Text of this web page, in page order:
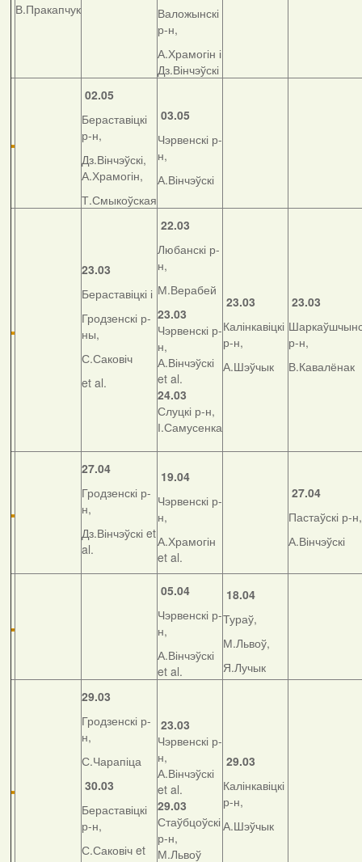
В.Пракапчук
Валожынскі
р-н,
А.Храмогін і
Дз.Вінчэўскі
02.05
Бераставіцкі
р-н,
Дз.Вінчэўскі,
А.Храмогін,
Т.Смыкоўская
03.05
Чэрвенскі р-
н,
А.Вінчэўскі
23.03
Бераставіцкі і
Гродзенскі р-
ны,
С.Саковіч
et al.
22.03
Любанскі р-
н,
М.Верабей
23.03
Чэрвенскі р-
н,
А.Вінчэўскі
et al.
24.03
Слуцкі р-н,
І.Самусенка
23.03
Калінкавіцкі
р-н,
А.Шэўчык
23.03
р-н,
В.Кавалёнак
27.04
Гродзенскі р-
н,
Дз.Вінчэўскі et
al.
19.04
Чэрвенскі р-
н,
А.Храмогін
et al.
27.04
Пастаўскі р-н,
А.Вінчэўскі
05.04
Чэрвенскі р-
н,
А.Вінчэўскі
et al.
18.04
Тураў,
М.Львоў,
Я.Лучык
29.03
Гродзенскі р-
н,
С.Чарапіца
30.03
Бераставіцкі
р-н,
С.Саковіч et
23.03
Чэрвенскі р-
н,
А.Вінчэўскі
et al.
29.03
Стаўбцоўскі
р-н,
М.Львоў
29.03
Калінкавіцкі
р-н,
А.Шэўчык